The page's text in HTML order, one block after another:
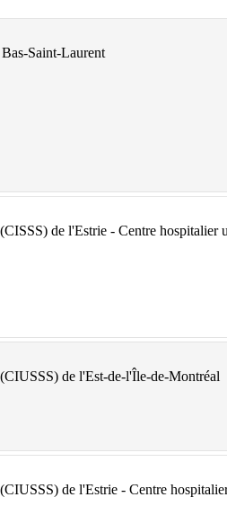
Saint-Laurent
de l'Estrie - Centre
de l'Est-de-l'Île-de-Montréal
de l'Estrie - Centre